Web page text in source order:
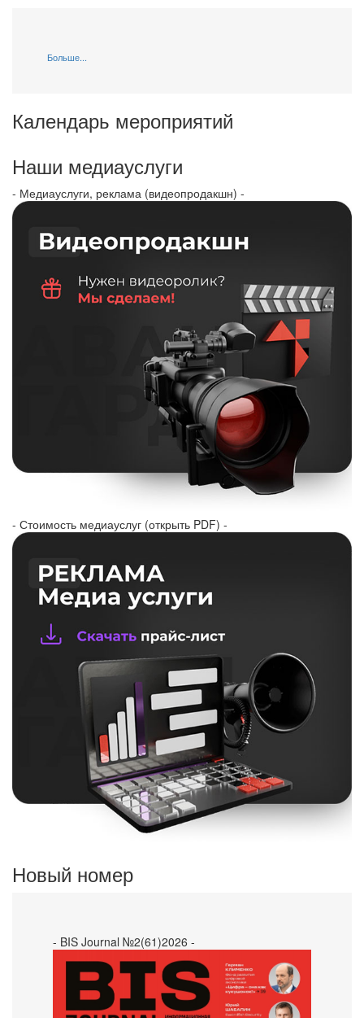
Больше...
Календарь мероприятий
Наши медиауслуги
- Медиауслуги, реклама (видеопродакшн) -
- Стоимость медиауслуг (открыть PDF) -
Новый номер
- BIS Journal №2(61)2026 -